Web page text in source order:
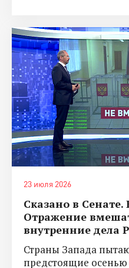
23 июля 2026
Сказано в
Отражение
внутренние дела
Страны Запада
предстоящие